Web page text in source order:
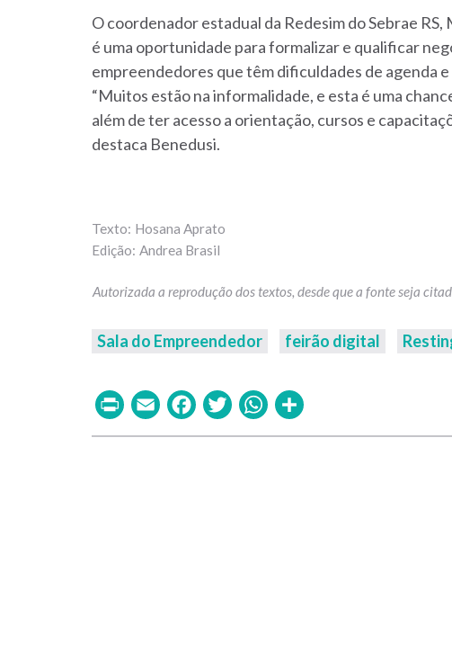
O coordenador estadual da Redesim do Sebrae
é uma oportunidade para formalizar e qualificar
empreendedores que têm dificuldades de agenda
“Muitos estão na informalidade, e esta é uma
além de ter acesso a orientação, cursos e
destaca Benedusi.
Hosana Aprato
Andrea Brasil
Sala do Empreendedor feirão digital
PrintEmailFacebook
TwitterWhatsApp